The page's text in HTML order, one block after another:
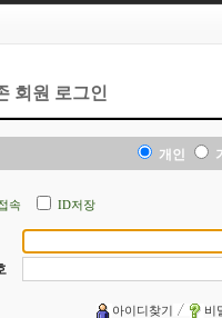
회원 로그인
개인
속 ID저장
아이디찾기 비